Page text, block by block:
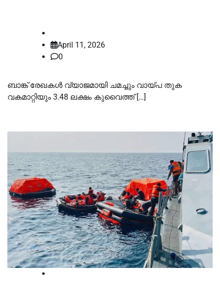
April 11, 2026
0
ബാങ്ക് രേഖകള്‍ വ്യാജമായി ചമച്ചും വായ്പ തുക
വകമാറ്റിയും 3.48 ലക്ഷം കുവൈത്ത് […]